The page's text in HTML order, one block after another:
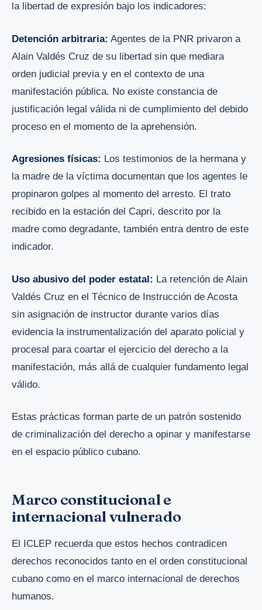
la libertad de expresión bajo los indicadores:
Detención arbitraria: Agentes de la PNR privaron a
Alain Valdés Cruz de su libertad sin que mediara
orden judicial previa y en el contexto de una
manifestación pública. No existe constancia de
justificación legal válida ni de cumplimiento del debido
proceso en el momento de la aprehensión.
Agresiones físicas: Los testimonios de la hermana y
la madre de la víctima documentan que los agentes le
propinaron golpes al momento del arresto. El trato
recibido en la estación del Capri, descrito por la
madre como degradante, también entra dentro de este
indicador.
Uso abusivo del poder estatal: La retención de Alain
Valdés Cruz en el Técnico de Instrucción de Acosta
sin asignación de instructor durante varios días
evidencia la instrumentalización del aparato policial y
procesal para coartar el ejercicio del derecho a la
manifestación, más allá de cualquier fundamento legal
válido.
Estas prácticas forman parte de un patrón sostenido
de criminalización del derecho a opinar y manifestarse
en el espacio público cubano.
Marco constitucional e
internacional vulnerado
El ICLEP recuerda que estos hechos contradicen
derechos reconocidos tanto en el orden constitucional
cubano como en el marco internacional de derechos
humanos.